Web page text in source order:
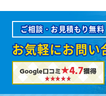
ご相談・お見積もり無料
お気軽にお問い
Google口コミ★4.7獲得